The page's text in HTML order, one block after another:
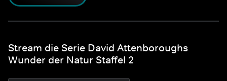
Stream die Serie David Attenboroughs
Wunder der Natur Staffel 2